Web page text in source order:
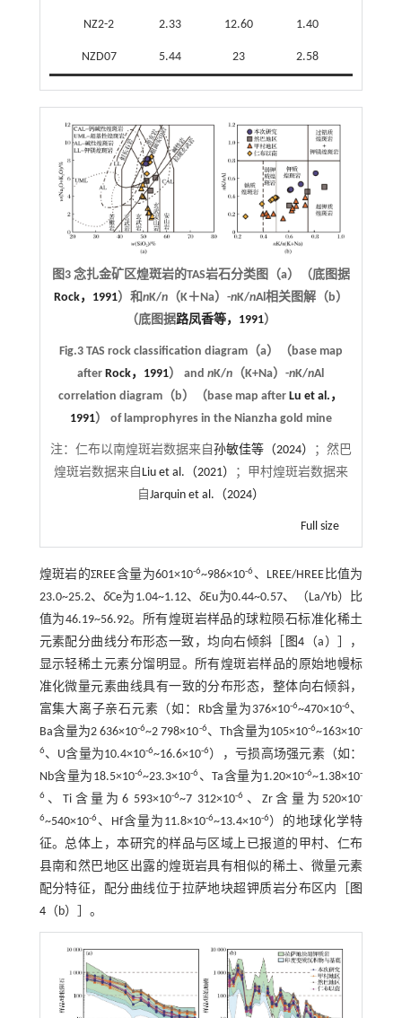
NZ2-2 2.33 12.60 1.40
NZD07 5.44 23 2.58
图3 念扎金矿区煌斑岩的TAS岩石分类图（a）（底图据
Rock，1991）和nK/n（K＋Na）-nK/nAl相关图解（b）
（底图据路凤香等，1991）
Fig.3 TAS rock classification diagram（a）（base map
afterRock，1991） andnK/n （K+Na）-nK/nAl
correlation diagram（b）（base map afterLu et al.，
1991） of lamprophyres in the Nianzha gold mine
注： 仁布以南煌斑岩数据来自 孙敏佳等（2024）
；然巴
煌斑岩数据来自 Liu et al.（2021）
；甲村煌斑岩数据来
自 Jarquin et al.（2024）
Full size
煌斑岩的ΣREE含量为601×10-6~986×10-6、LREE/HREE比值为
23.0~25.2、δCe为1.04~1.12、δEu为0.44~0.57、（La/Yb）比
值为46.19~56.92。所有煌斑岩样品的球粒陨石标准化稀土
元素配分曲线分布形态一致，均向右倾斜［
图4 （a）］，
显示轻稀土元素分馏明显。所有煌斑岩样品的原始地幔标
准化微量元素曲线具有一致的分布形态，整体向右倾斜，
富集大离子亲石元素（如：Rb含量为376×10-6~470×10-6、
Ba含量为2 636×10-6~2 798×10-6、Th含量为105×10-6~163×10-
6、U含量为10.4×10-6~16.6×10-6），亏损高场强元素（如：
Nb含量为18.5×10-6~23.3×10-6、Ta含量为1.20×10-6~1.38×10-
6、Ti含量为6 593×10-6~7 312×10-6 、Zr含量为520×10-
6~540×10-6、Hf含量为11.8×10-6~13.4×10-6）的地球化学特
征。总体上，本研究的样品与区域上已报道的甲村、仁布
县南和然巴地区出露的煌斑岩具有相似的稀土、微量元素
配分特征，配分曲线位于拉萨地块超钾质岩分布区内［
图
4（b）］。